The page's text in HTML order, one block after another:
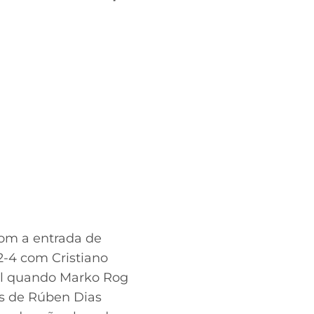
a entrada de
4 com Cristiano
quando Marko Rog
de Rúben Dias